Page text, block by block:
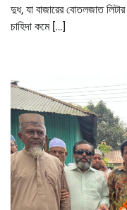
দুধ, যা বাজারের বোতলজাত
চাহিদা কমে […]